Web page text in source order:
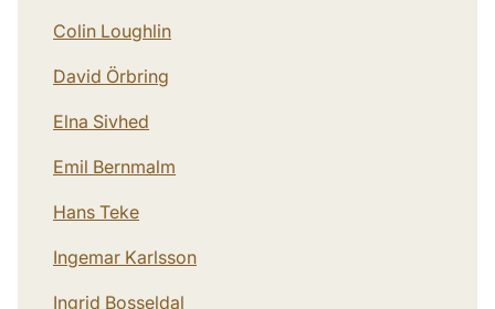
Colin Loughlin
David Örbring
Elna Sivhed
Emil Bernmalm
Hans Teke
Ingemar Karlsson
Ingrid Bosseldal